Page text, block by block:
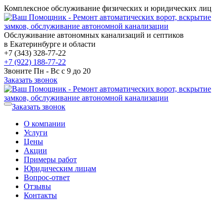
Комплексное обслуживание физических и юридических лиц
Обслуживание автономных канализаций и септиков
в Екатеринбурге и области
+7 (343) 328-77-22
+7 (922) 188-77-22
Звоните Пн - Вс с 9 до 20
Заказать звонок
Заказать звонок
О компании
Услуги
Цены
Акции
Примеры работ
Юридическим лицам
Вопрос-ответ
Отзывы
Контакты